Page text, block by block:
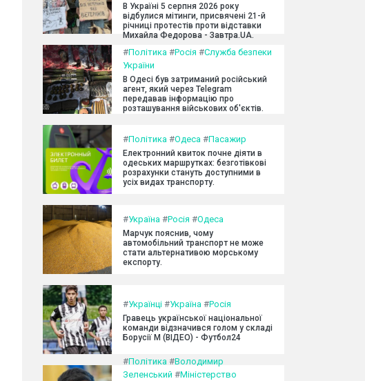
В Україні 5 серпня 2026 року
відбулися мітинги, присвячені 21-й
річниці протестів проти відставки
Михайла Федорова - Завтра.UA.
#Політика #Росія #Служба безпеки
України
В Одесі був затриманий російський
агент, який через Telegram
передавав інформацію про
розташування військових об'єктів.
#Політика #Одеса #Пасажир
Електронний квиток почне діяти в
одеських маршрутках: безготівкові
розрахунки стануть доступними в
усіх видах транспорту.
#Україна #Росія #Одеса
Марчук пояснив, чому
автомобільний транспорт не може
стати альтернативою морському
експорту.
#Українці #Україна #Росія
Гравець української національної
команди відзначився голом у складі
Борусії М (ВІДЕО) - Футбол24
#Політика #Володимир
Зеленський #Міністерство